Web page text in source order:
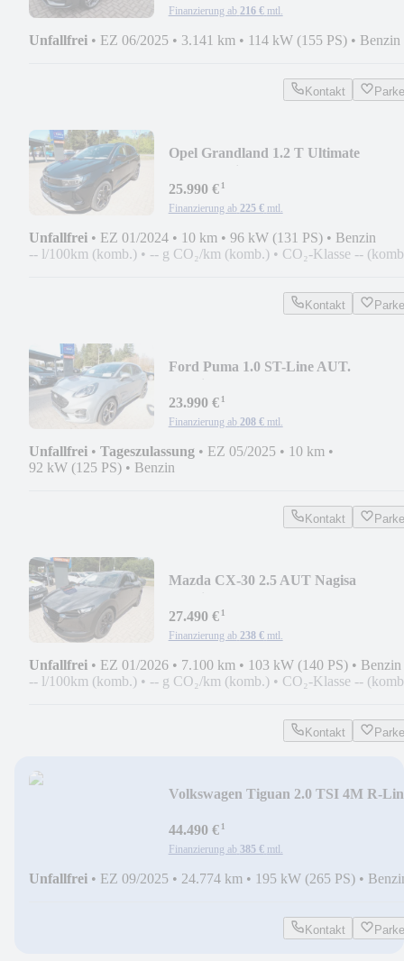
Finanzierung ab 216 € mtl.
Unfallfrei • EZ 06/2025 • 3.141 km • 114 kW (155 PS) • Benzin
Kontakt
Opel Grandland 1.2 T Ultimate
25.990 €¹
Finanzierung ab 225 € mtl.
Unfallfrei • EZ 01/2024 • 10 km • 96 kW (131 PS) • Benzin
-- l/100km (komb.) • -- g CO₂/km (komb.) • CO₂-Klasse --
Kontakt
Ford Puma 1.0 ST-Line AUT.
23.990 €¹
Finanzierung ab 208 € mtl.
Unfallfrei • Tageszulassung • EZ 05/2025 • 10 km •
92 kW (125 PS) • Benzin
Kontakt
Mazda CX-30 2.5 AUT Nagisa
27.490 €¹
Finanzierung ab 238 € mtl.
Unfallfrei • EZ 01/2026 • 7.100 km • 103 kW (140 PS) • Benzin
-- l/100km (komb.) • -- g CO₂/km (komb.) • CO₂-Klasse --
Kontakt
Volkswagen Tiguan 2.0 TSI 4M R-
44.490 €¹
Finanzierung ab 385 € mtl.
Unfallfrei • EZ 09/2025 • 24.774 km • 195 kW (265 PS) •
Kontakt